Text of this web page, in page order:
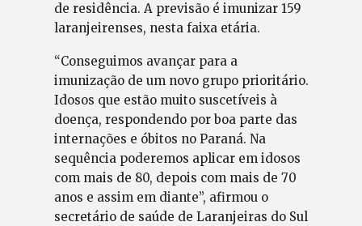
de residência. A previsão é imunizar 159
laranjeirenses, nesta faixa etária.
“Conseguimos avançar para a
imunização de um novo grupo prioritário.
Idosos que estão muito suscetíveis à
doença, respondendo por boa parte das
internações e óbitos no Paraná. Na
sequência poderemos aplicar em idosos
com mais de 80, depois com mais de 70
anos e assim em diante”, afirmou o
secretário de saúde de Laranjeiras do Sul